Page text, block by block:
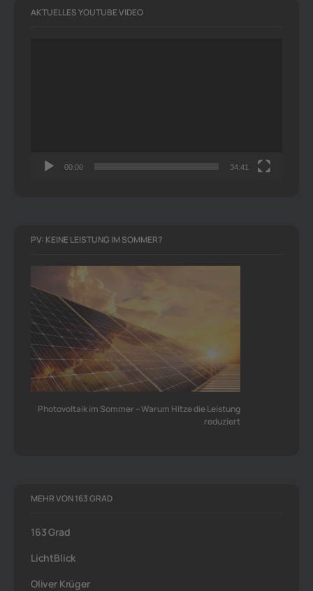
AKTUELLES YOUTUBE VIDEO
00:00 34:41
PV: KEINE LEISTUNG IM SOMMER?
Photovoltaik im Sommer – Warum Hitze die Leistung
reduziert
MEHR VON 163 GRAD
163 Grad
LichtBlick
Oliver Krüger